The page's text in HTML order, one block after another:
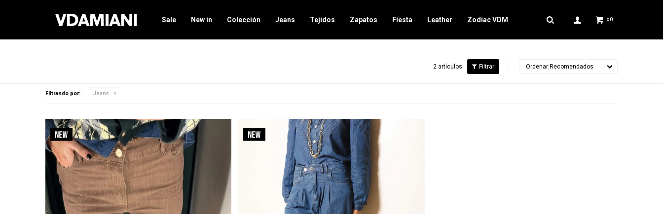
Sale New in Colección Jeans Tejidos Zapatos Fiesta Leather Zodiac VDM $ 0
2 artículos Recomendados
Filtrando por: Jeans